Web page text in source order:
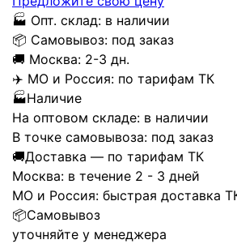
🏭 Опт. склад: в наличии
📦 Самовывоз: под заказ
🚚 Москва: 2-3 дн.
✈️ МО и Россия: по тарифам ТК
🏭Наличие
На оптовом складе: в наличии
В точке самовывоза: под заказ
🚚Доставка — по тарифам ТК
Москва: в течение 2 - 3 дней
МО и Россия: быстрая доставка
📦Самовывоз
уточняйте у менеджера